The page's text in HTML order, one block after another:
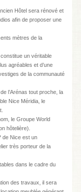
Hôtel sera rénové et
afin de proposer une
mètres de la
un véritable
agréables et d’une
de la communauté
l’Arénas tout proche, la
Nice Méridia, le
le Groupe World
hôtelière).
de Nice est un
très porteur de la
dans le cadre du
des travaux, il sera